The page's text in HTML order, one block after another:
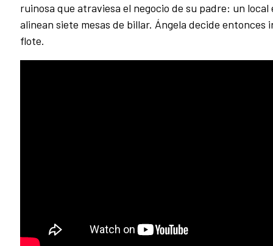
ruinosa que atraviesa el negocio de su padre: un local
alinean siete mesas de billar. Ángela decide entonces
flote.